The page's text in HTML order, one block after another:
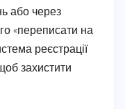
або через
«переписати на
реєстрації
захистити